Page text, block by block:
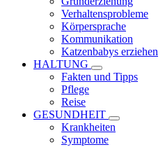
Verhaltensprobleme
Körpersprache
Kommunikation
Katzenbabys erziehen
HALTUNG
Fakten und Tipps
Pflege
Reise
GESUNDHEIT
Krankheiten
Symptome